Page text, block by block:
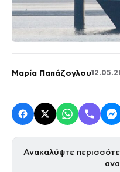
Μαρία Παπάζογλου
Ανακαλύψτε